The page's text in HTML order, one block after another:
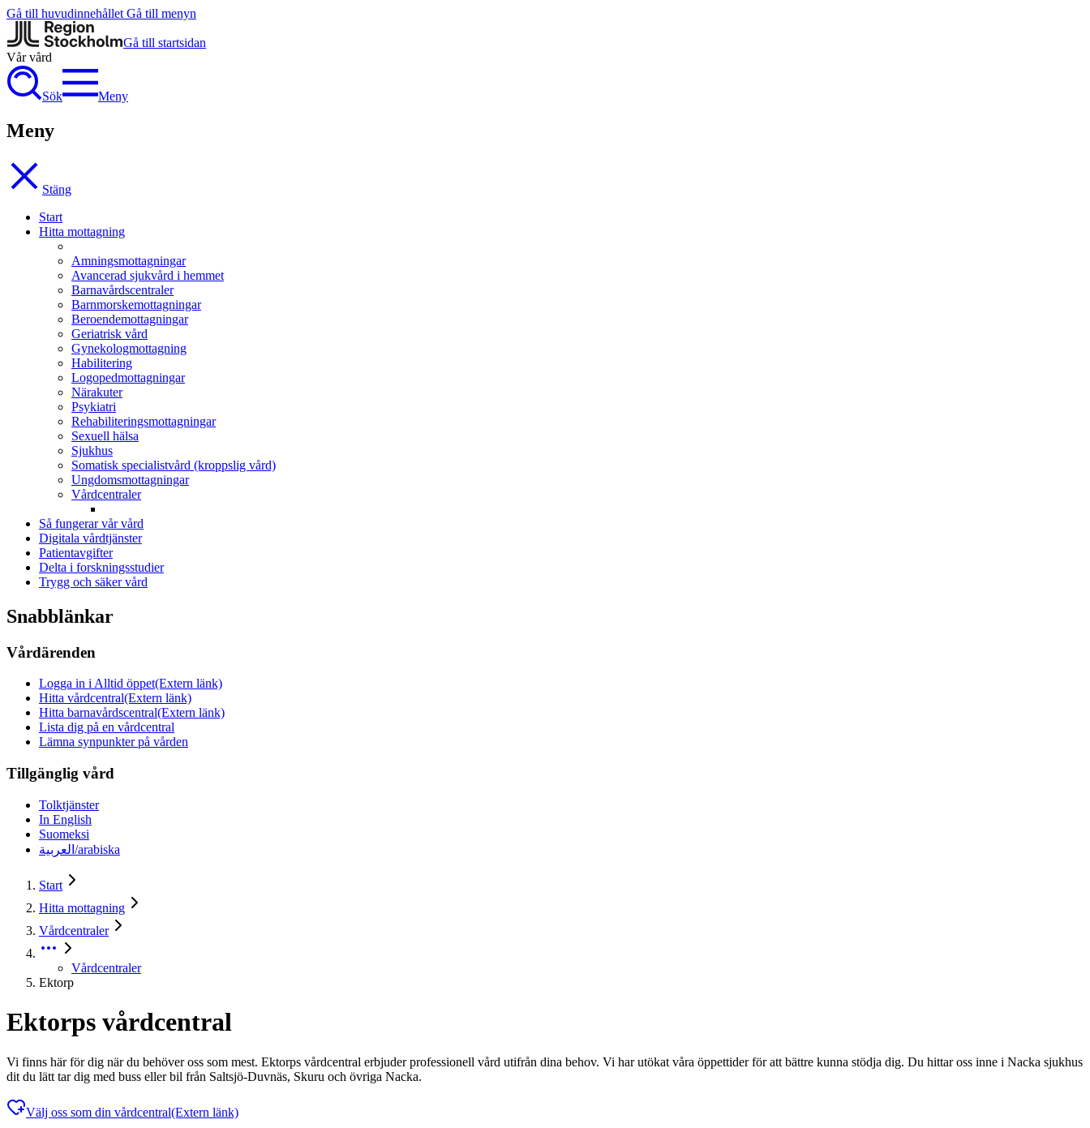
Gå till huvudinnehållet Gå till menyn
Gå till startsidan
Vår vård
Sök Meny
Meny
Stäng
Start
Hitta mottagning
Amningsmottagningar
Avancerad sjukvård i hemmet
Barnavårdscentraler
Barnmorskemottagningar
Beroendemottagningar
Geriatrisk vård
Gynekologmottagning
Habilitering
Logopedmottagningar
Närakuter
Psykiatri
Rehabiliteringsmottagningar
Sexuell hälsa
Sjukhus
Somatisk specialistvård (kroppslig vård)
Ungdomsmottagningar
Vårdcentraler
Så fungerar vår vård
Digitala vårdtjänster
Patientavgifter
Delta i forskningsstudier
Trygg och säker vård
Snabblänkar
Vårdärenden
Logga in i Alltid öppet(Extern länk)
Hitta vårdcentral(Extern länk)
Hitta barnavårdscentral(Extern länk)
Lista dig på en vårdcentral
Lämna synpunkter på vården
Tillgänglig vård
Tolktjänster
In English
Suomeksi
العربية/arabiska
Start
Hitta mottagning
Vårdcentraler
Vårdcentraler
Ektorp
Ektorps vårdcentral
Vi finns här för dig när du behöver oss som mest. Ektorps vårdcentral erbjuder professionell vård utifrån dina behov. Vi har utökat våra öppettider för att bättre kunna stödja dig. Du hittar oss inne i Nacka sjukhus
dit du lätt tar dig med buss eller bil från Saltsjö-Duvnäs, Skuru och övriga Nacka.
Välj oss som din vårdcentral(Extern länk)